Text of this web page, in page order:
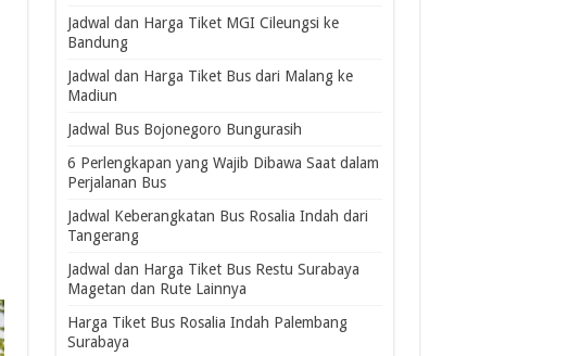
Jadwal dan Harga Tiket MGI Cileungsi ke
Bandung
Jadwal dan Harga Tiket Bus dari Malang ke
Madiun
Jadwal Bus Bojonegoro Bungurasih
6 Perlengkapan yang Wajib Dibawa Saat dalam
Perjalanan Bus
Jadwal Keberangkatan Bus Rosalia Indah dari
Tangerang
Jadwal dan Harga Tiket Bus Restu Surabaya
Magetan dan Rute Lainnya
Harga Tiket Bus Rosalia Indah Palembang
Surabaya